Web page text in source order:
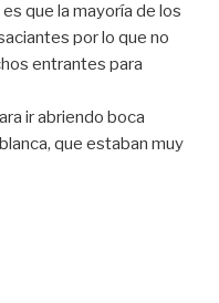
que la mayoría de los
por lo que no
entrantes para
ir abriendo boca
que estaban muy